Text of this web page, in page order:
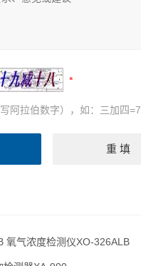
阿拉伯数字），如：三加四=7
氧气浓度检测仪XO-326ALB